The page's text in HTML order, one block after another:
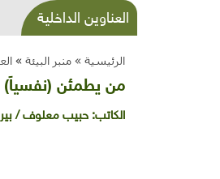
العناوين الداخلية
الرئيسية » منبر البيئة »
من يطمئن
الكاتب: حبيب معلوف /